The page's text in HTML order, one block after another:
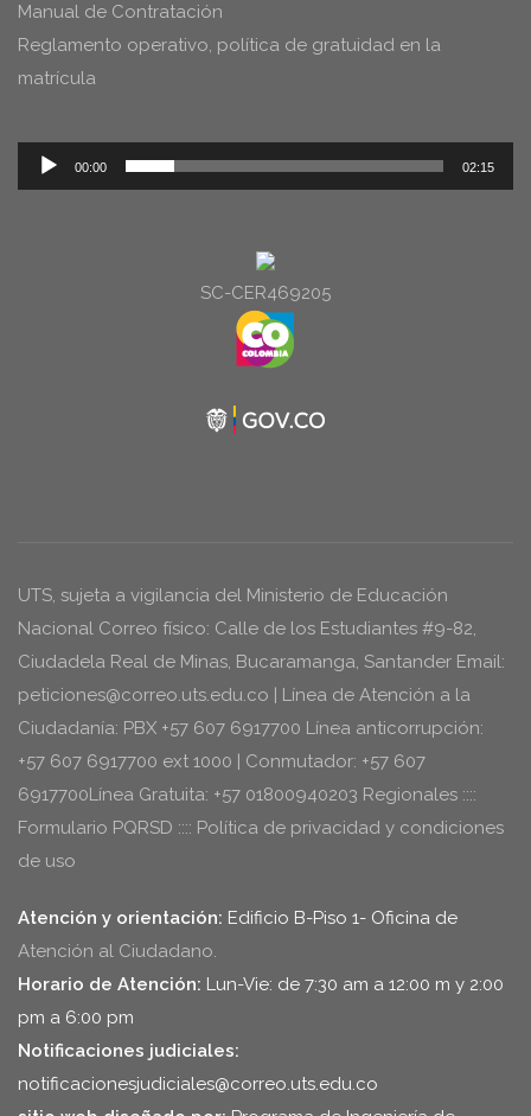
Manual de Contratación
Reglamento operativo, política de gratuidad en la
matrícula
Reproductor
de
00:00 02:15
SC-CER469205
UTS, sujeta a vigilancia del Ministerio de Educación
Nacional Correo físico: Calle de los Estudiantes #9-82,
Ciudadela Real de Minas, Bucaramanga, Santander Email:
peticiones@correo.uts.edu.co | Línea de Atención a la
Ciudadanía: PBX +57 607 6917700 Línea anticorrupción:
+57 607 6917700 ext 1000 | Conmutador: +57 607
6917700Línea Gratuita: +57 01800940203 Regionales ::::
Formulario PQRSD :::: Política de privacidad y condiciones
de uso
Atención y orientación: Edificio B-Piso 1- Oficina de
Atención al Ciudadano.
Horario de Atención: Lun-Vie: de 7:30 am a 12:00 m y 2:00
pm a 6:00 pm
Notificaciones judiciales:
notificacionesjudiciales@correo.uts.edu.co